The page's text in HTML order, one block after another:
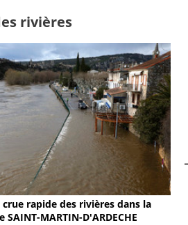
rivières
crue rapide des rivières dans la
MARTIN-D'ARDECHE